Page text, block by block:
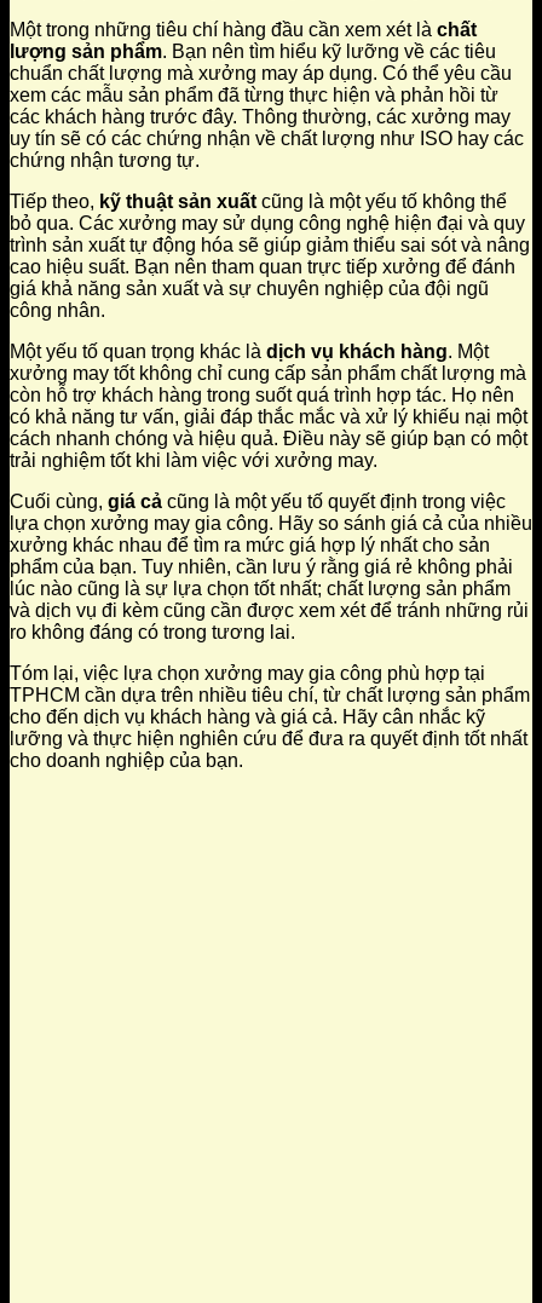
Một trong những tiêu chí hàng đầu cần xem xét là chất
lượng sản phẩm. Bạn nên tìm hiểu kỹ lưỡng về các tiêu
chuẩn chất lượng mà xưởng may áp dụng. Có thể yêu cầu
xem các mẫu sản phẩm đã từng thực hiện và phản hồi từ
các khách hàng trước đây. Thông thường, các xưởng may
uy tín sẽ có các chứng nhận về chất lượng như ISO hay các
chứng nhận tương tự.
Tiếp theo, kỹ thuật sản xuất cũng là một yếu tố không thể
bỏ qua. Các xưởng may sử dụng công nghệ hiện đại và quy
trình sản xuất tự động hóa sẽ giúp giảm thiểu sai sót và nâng
cao hiệu suất. Bạn nên tham quan trực tiếp xưởng để đánh
giá khả năng sản xuất và sự chuyên nghiệp của đội ngũ
công nhân.
Một yếu tố quan trọng khác là dịch vụ khách hàng. Một
xưởng may tốt không chỉ cung cấp sản phẩm chất lượng mà
còn hỗ trợ khách hàng trong suốt quá trình hợp tác. Họ nên
có khả năng tư vấn, giải đáp thắc mắc và xử lý khiếu nại một
cách nhanh chóng và hiệu quả. Điều này sẽ giúp bạn có một
trải nghiệm tốt khi làm việc với xưởng may.
Cuối cùng, giá cả cũng là một yếu tố quyết định trong việc
lựa chọn xưởng may gia công. Hãy so sánh giá cả của nhiều
xưởng khác nhau để tìm ra mức giá hợp lý nhất cho sản
phẩm của bạn. Tuy nhiên, cần lưu ý rằng giá rẻ không phải
lúc nào cũng là sự lựa chọn tốt nhất; chất lượng sản phẩm
và dịch vụ đi kèm cũng cần được xem xét để tránh những rủi
ro không đáng có trong tương lai.
Tóm lại, việc lựa chọn xưởng may gia công phù hợp tại
TPHCM cần dựa trên nhiều tiêu chí, từ chất lượng sản phẩm
cho đến dịch vụ khách hàng và giá cả. Hãy cân nhắc kỹ
lưỡng và thực hiện nghiên cứu để đưa ra quyết định tốt nhất
cho doanh nghiệp của bạn.